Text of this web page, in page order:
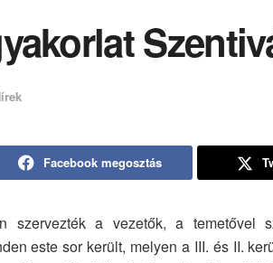
Facebook megosztás
szervezték a vezetők, a temetővel
este sor került, melyen a III. és II.